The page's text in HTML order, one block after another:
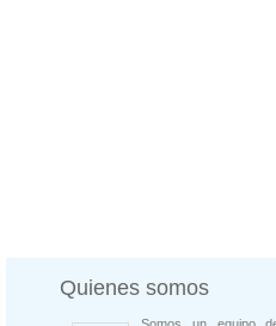
Quienes somos